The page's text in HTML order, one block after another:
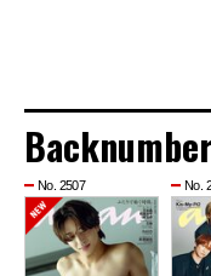
No. 2507 No.